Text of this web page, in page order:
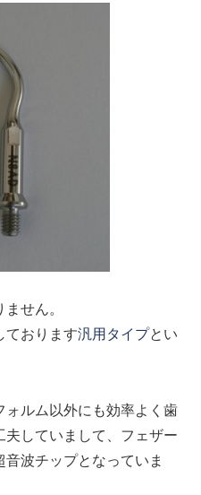
せん。
ております汎用タイプとい
ォルム以外にも効率よく歯
していまして、フェザー
波チップとなっていま